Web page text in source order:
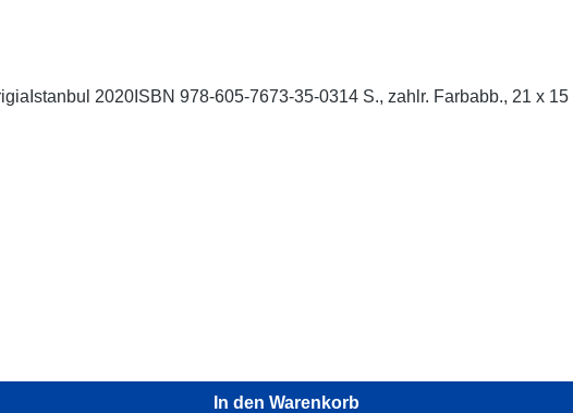
2020ISBN 978-605-7673-35-0314 S., zahlr. Farbabb., 21 x 15
In den Warenkorb